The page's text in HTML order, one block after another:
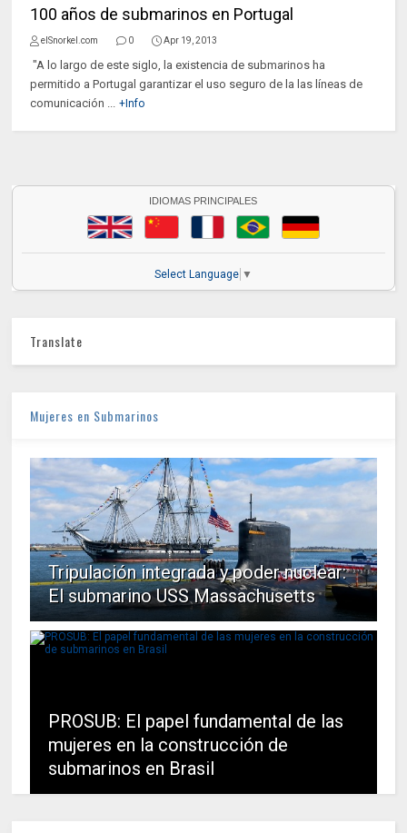
100 años de submarinos en Portugal
elSnorkel.com 0 Apr 19, 2013
"A lo largo de este siglo, la existencia de submarinos ha
permitido a Portugal garantizar el uso seguro de la las líneas de
comunicación ... +Info
IDIOMAS PRINCIPALES
Select Language ▼
Translate
Mujeres en Submarinos
Tripulación integrada y poder nuclear:
El submarino USS Massachusetts
PROSUB: El papel fundamental de las
mujeres en la construcción de
submarinos en Brasil